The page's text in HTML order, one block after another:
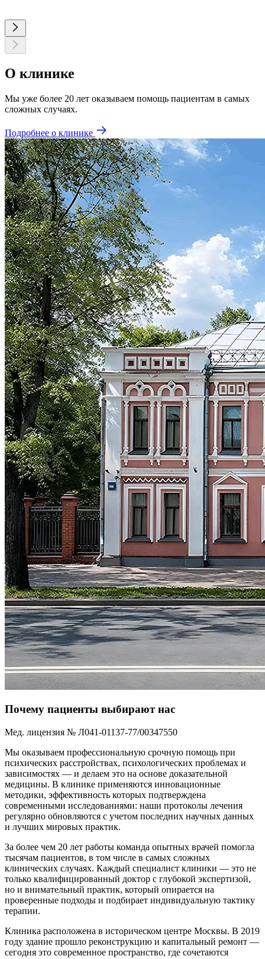
О клинике
Мы уже более 20 лет оказываем помощь пациентам в самых
сложных случаях.
Подробнее о клинике
Почему пациенты выбирают нас
Мед. лицензия № Л041-01137-77/00347550
Мы оказываем профессиональную срочную помощь при
психических расстройствах, психологических проблемах и
зависимостях — и делаем это на основе доказательной
медицины. В клинике применяются инновационные
методики, эффективность которых подтверждена
современными исследованиями: наши протоколы лечения
регулярно обновляются с учетом последних научных данных
и лучших мировых практик.
За более чем 20 лет работы команда опытных врачей помогла
тысячам пациентов, в том числе в самых сложных
клинических случаях. Каждый специалист клиники — это не
только квалифицированный доктор с глубокой экспертизой,
но и внимательный практик, который опирается на
проверенные подходы и подбирает индивидуальную тактику
терапии.
Клиника расположена в историческом центре Москвы. В 2019
году здание прошло реконструкцию и капитальный ремонт —
сегодня это современное пространство, где сочетаются